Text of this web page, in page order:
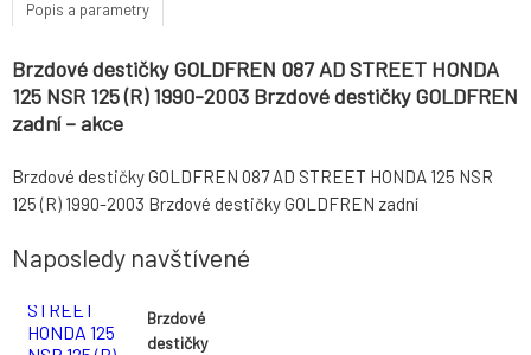
Popis a parametry
Brzdové destičky GOLDFREN 087 AD STREET HONDA
125 NSR 125 (R) 1990-2003 Brzdové destičky GOLDFREN
zadní – akce
Brzdové destičky GOLDFREN 087 AD STREET HONDA 125 NSR
125 (R) 1990-2003 Brzdové destičky GOLDFREN zadní
Naposledy navštívené
Brzdové
destičky